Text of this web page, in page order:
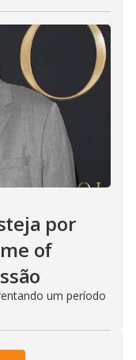
por
of
um período